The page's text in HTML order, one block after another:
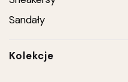
Sandały
Kolekcje